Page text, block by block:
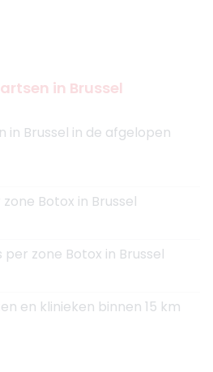
in Brussel
in Brussel in de afgelopen
Botox in Brussel
zone Botox in Brussel
en klinieken binnen 15 km